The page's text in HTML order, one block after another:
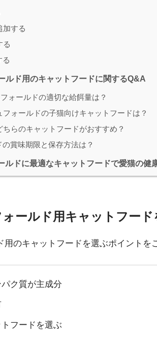
加する
る
る
ルド用のキャットフードに関するQ&A
ォールドの適切な給餌量は？
フォールドの子猫向けキャットフードは？
らのキャットフードがおすすめ？
賞味期限と保存方法は？
ルドに最適なキャットフードで愛猫の健
ールド用キャットフード
用のキャットフードを選ぶポイントを
ク質が主成分
フードを選ぶ